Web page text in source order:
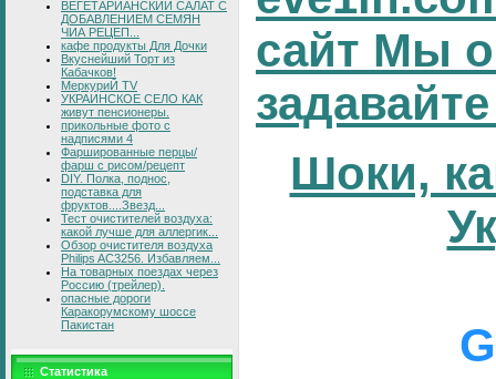
ВЕГЕТАРИАНСКИЙ САЛАТ С
ДОБАВЛЕНИЕМ СЕМЯН
ЧИА РЕЦЕП...
кафе продукты Для Дочки
Вкуснейший Торт из
Кабачков!
МеркуриЙ TV
УКРАИНСКОЕ СЕЛО КАК
живут пенсионеры.
прикольные фото с
надписями 4
Фаршированные перцы/
фарш с рисом/рецепт
DIY. Полка, поднос,
подставка для
фруктов....Звезд...
Тест очистителей воздуха:
какой лучше для аллергик...
Обзор очистителя воздуха
Philips AC3256. Избавляем...
На товарных поездах через
Россию (трейлер).
опасные дороги
Каракорумскому шоссе
Пакистан
Статистика
сайт Мы
Шоки,
G